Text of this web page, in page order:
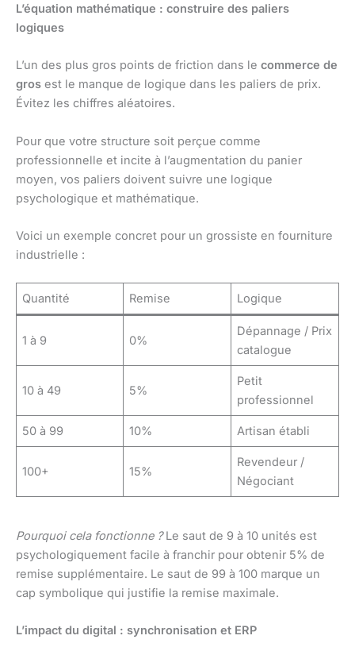
L’équation mathématique : construire des paliers
logiques
L’un des plus gros points de friction dans le commerce de
gros est le manque de logique dans les paliers de prix.
Évitez les chiffres aléatoires.
Pour que votre structure soit perçue comme
professionnelle et incite à l’augmentation du panier
moyen, vos paliers doivent suivre une logique
psychologique et mathématique.
Voici un exemple concret pour un grossiste en fourniture
industrielle :
Quantité Remise Logique
1 à 9 0%
Dépannage / Prix
catalogue
10 à 49 5%
Petit
professionnel
50 à 99 10% Artisan établi
100+ 15%
Revendeur /
Négociant
Pourquoi cela fonctionne ?Le saut de 9 à 10 unités est
psychologiquement facile à franchir pour obtenir 5% de
remise supplémentaire. Le saut de 99 à 100 marque un
cap symbolique qui justifie la remise maximale.
L’impact du digital : synchronisation et ERP